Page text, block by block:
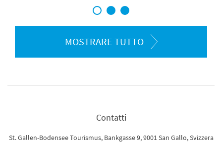
1
MOSTRARE TUTTO
Contatti
St. Gallen-Bodensee Tourismus, Bankgasse 9, 9001 San Gallo, Svizzera